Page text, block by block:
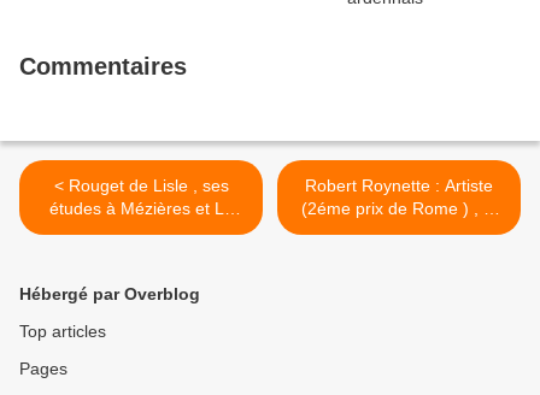
Commentaires
< Rouget de Lisle , ses
études à Mézières et La
Marseillaise !
Robert Roynette : Artiste
(2éme prix de Rome ) , et
résistant >
Hébergé par Overblog
Top articles
Pages